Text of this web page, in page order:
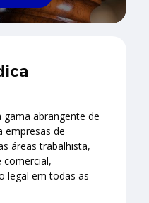
abrangente de
empresas de
áreas trabalhista,
comercial,
legal em todas as